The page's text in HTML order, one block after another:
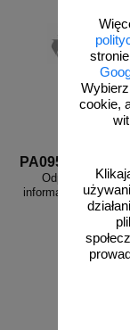
cookie,
PA095
Odpady
informacyjny,
PA095